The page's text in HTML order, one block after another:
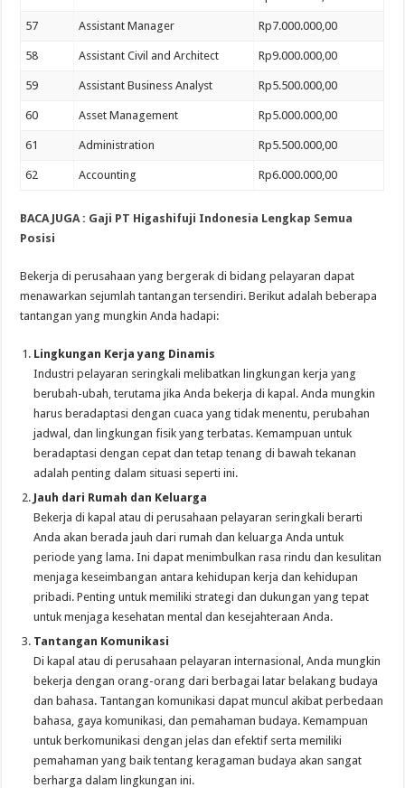
57 Assistant Manager Rp7.000.000,00
58 Assistant Civil and Architect Rp9.000.000,00
59 Assistant Business Analyst Rp5.500.000,00
60 Asset Management Rp5.000.000,00
61 Administration Rp5.500.000,00
62 Accounting Rp6.000.000,00
BACA JUGA : Gaji PT Higashifuji Indonesia Lengkap Semua
Posisi
Bekerja di perusahaan yang bergerak di bidang pelayaran dapat
menawarkan sejumlah tantangan tersendiri. Berikut adalah beberapa
tantangan yang mungkin Anda hadapi:
Lingkungan Kerja yang Dinamis
Industri pelayaran seringkali melibatkan lingkungan kerja yang
berubah-ubah, terutama jika Anda bekerja di kapal. Anda mungkin
harus beradaptasi dengan cuaca yang tidak menentu, perubahan
jadwal, dan lingkungan fisik yang terbatas. Kemampuan untuk
beradaptasi dengan cepat dan tetap tenang di bawah tekanan
adalah penting dalam situasi seperti ini.
Jauh dari Rumah dan Keluarga
Bekerja di kapal atau di perusahaan pelayaran seringkali berarti
Anda akan berada jauh dari rumah dan keluarga Anda untuk
periode yang lama. Ini dapat menimbulkan rasa rindu dan kesulitan
menjaga keseimbangan antara kehidupan kerja dan kehidupan
pribadi. Penting untuk memiliki strategi dan dukungan yang tepat
untuk menjaga kesehatan mental dan kesejahteraan Anda.
Tantangan Komunikasi
Di kapal atau di perusahaan pelayaran internasional, Anda mungkin
bekerja dengan orang-orang dari berbagai latar belakang budaya
dan bahasa. Tantangan komunikasi dapat muncul akibat perbedaan
bahasa, gaya komunikasi, dan pemahaman budaya. Kemampuan
untuk berkomunikasi dengan jelas dan efektif serta memiliki
pemahaman yang baik tentang keragaman budaya akan sangat
berharga dalam lingkungan ini.